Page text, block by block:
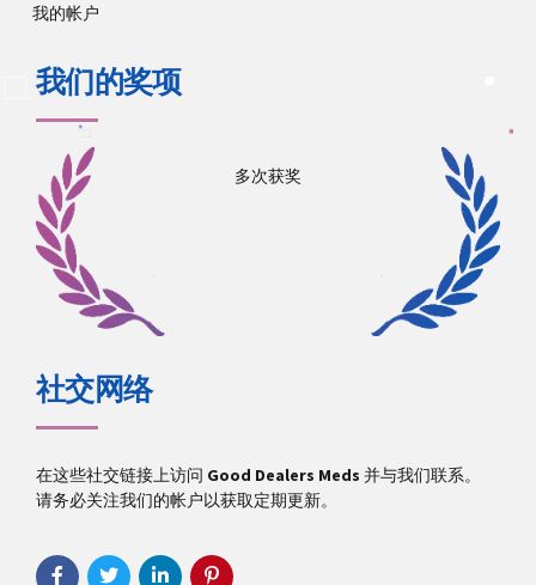
我的帐户
我们的奖项
多次获奖
社交网络
在这些社交链接上访问 Good Dealers Meds 并与我们联系。
请务必关注我们的帐户以获取定期更新。